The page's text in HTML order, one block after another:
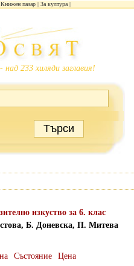
Книжен пазар За култура
над 233 хиляди заглавия!
изкуство за 6. клас
Б. Доневска, П. Митева
Състояние Цена